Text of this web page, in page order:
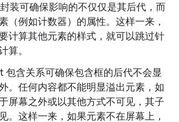
封装可确保影响的不仅仅是其后代，而
（例如计数器）的属性。这样一来，
计算其他元素的样式，就可以跳过针
算。
包含关系可确保包含框的后代不会显
。任何内容都不能明显溢出元素，如
屏幕之外或以其他方式不可见，其子
。这样一来，如果元素不在屏幕上，